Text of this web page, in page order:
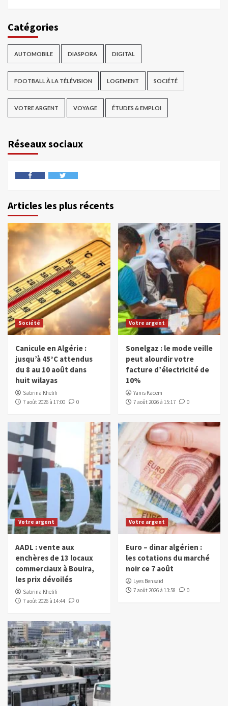
Catégories
AUTOMOBILE DIASPORA DIGITAL
FOOTBALL À LA TÉLÉVISION LOGEMENT SOCIÉTÉ
VOTRE ARGENT VOYAGE ÉTUDES & EMPLOI
Réseaux sociaux
Articles les plus récents
Société
Canicule en Algérie :
jusqu’à 45°C attendus
du 8 au 10 août dans
huit wilayas
Sabrina Khelifi
7 août 2026 à 17:00
0
Votre argent
Sonelgaz : le mode veille
peut alourdir votre
facture d’électricité de
10%
Yanis Kacem
7 août 2026 à 15:17
0
Votre argent
AADL : vente aux
enchères de 13 locaux
commerciaux à Bouira,
les prix dévoilés
Sabrina Khelifi
7 août 2026 à 14:44
0
Votre argent
Euro – dinar algérien :
les cotations du marché
noir ce 7 août
Lyes Bensaïd
7 août 2026 à 13:58
0